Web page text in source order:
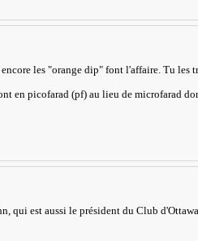
les "orange dip" font l'affaire. Tu les
en picofarad (pf) au lieu de microfarad
qui est aussi le président du Club